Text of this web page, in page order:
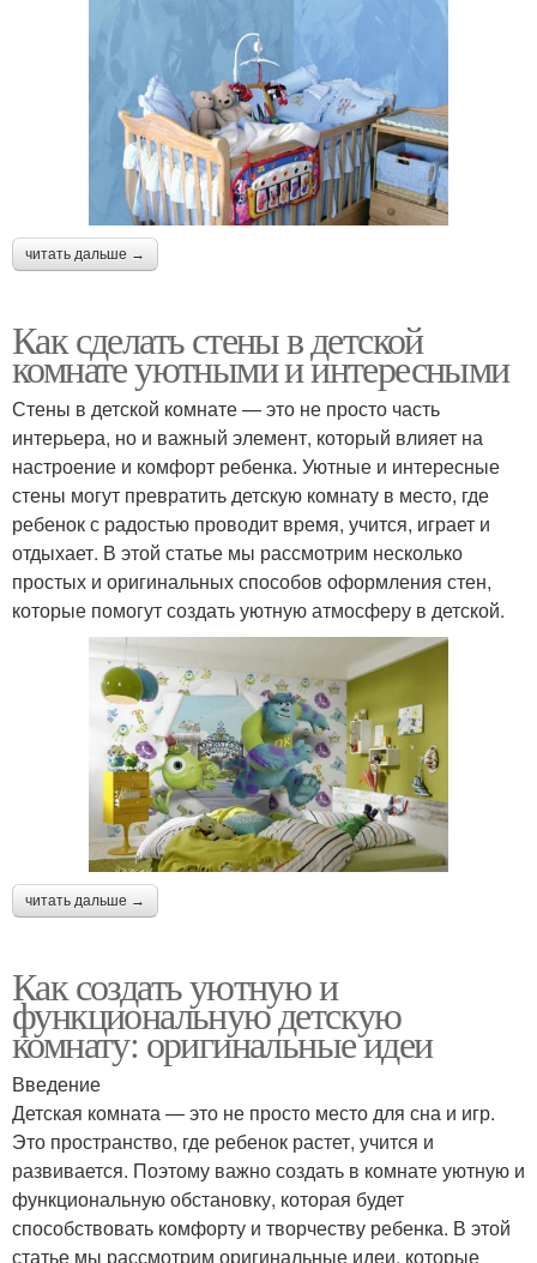
читать дальше →
Как сделать стены в детской
комнате уютными и интересными
Стены в детской комнате — это не просто часть
интерьера, но и важный элемент, который влияет на
настроение и комфорт ребенка. Уютные и интересные
стены могут превратить детскую комнату в место, где
ребенок с радостью проводит время, учится, играет и
отдыхает. В этой статье мы рассмотрим несколько
простых и оригинальных способов оформления стен,
которые помогут создать уютную атмосферу в детской.
читать дальше →
Как создать уютную и
функциональную детскую
комнату: оригинальные идеи
Введение
Детская комната — это не просто место для сна и игр.
Это пространство, где ребенок растет, учится и
развивается. Поэтому важно создать в комнате уютную и
функциональную обстановку, которая будет
способствовать комфорту и творчеству ребенка. В этой
статье мы рассмотрим оригинальные идеи, которые